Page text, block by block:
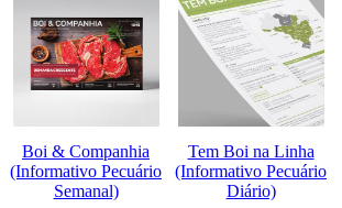
Boi & Companhia
(Informativo Pecuário
Semanal)
Tem Boi na Linha
(Informativo Pecuário
Diário)